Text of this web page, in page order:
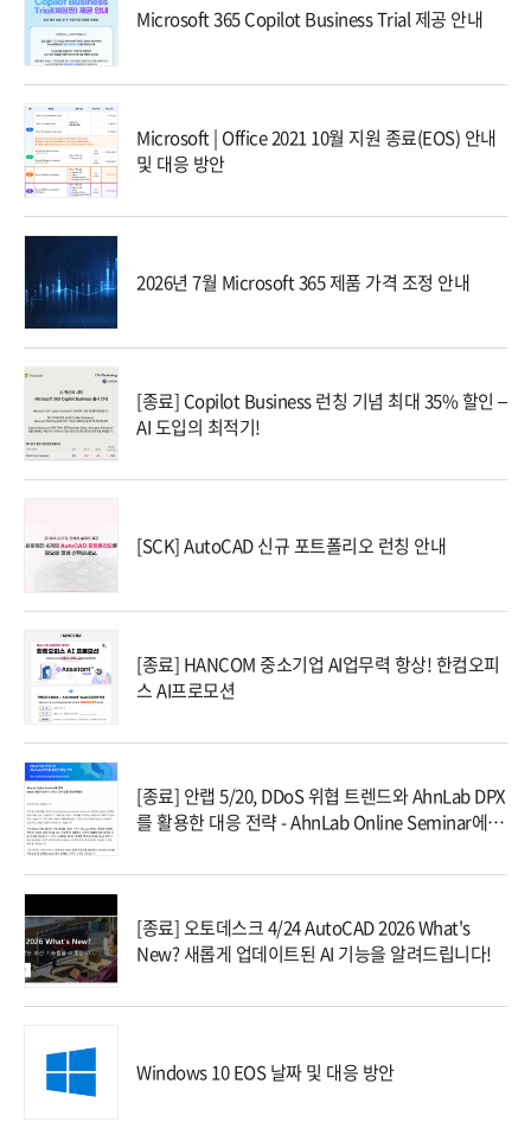
Microsoft 365 Copilot Business Trial 제공 안내
Microsoft | Office 2021 10월 지원 종료(EOS) 안내
및 대응 방안
2026년 7월 Microsoft 365 제품 가격 조정 안내
[종료] Copilot Business 런칭 기념 최대 35% 할인 –
AI 도입의 최적기!
[SCK] AutoCAD 신규 포트폴리오 런칭 안내
[종료] HANCOM 중소기업 AI업무력 항상! 한컴오피
스 AI프로모션
[종료] 안랩 5/20, DDoS 위협 트렌드와 AhnLab DPX
를 활용한 대응 전략 - AhnLab Online Seminar에 초
[종료] 오토데스크 4/24 AutoCAD 2026 What's
New? 새롭게 업데이트된 AI 기능을 알려드립니다!
Windows 10 EOS 날짜 및 대응 방안